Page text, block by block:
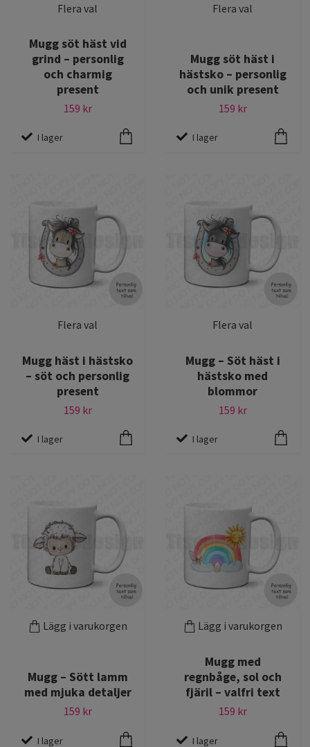
Flera val
Mugg söt häst vid
grind – personlig
och charmig
present
159 kr
I lager
Flera val
Mugg söt häst i
hästsko – personlig
och unik present
159 kr
I lager
Flera val
Mugg häst i hästsko
– söt och personlig
present
159 kr
I lager
Flera val
Mugg – Söt häst i
hästsko med
blommor
159 kr
I lager
Lägg i varukorgen
Mugg – Sött lamm
med mjuka detaljer
159 kr
I lager
Lägg i varukorgen
Mugg med
regnbåge, sol och
fjäril – valfri text
159 kr
I lager